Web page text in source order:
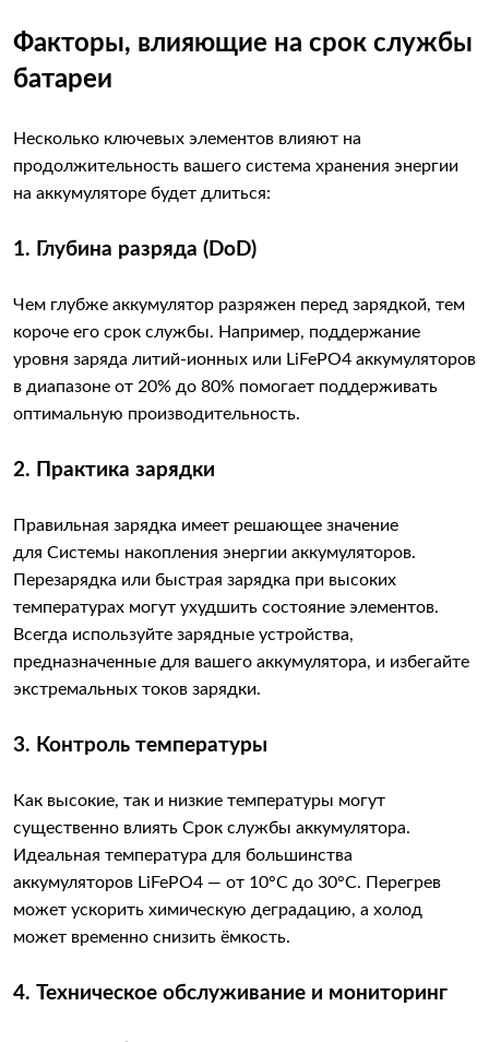
Факторы, влияющие на срок службы
батареи
Несколько ключевых элементов влияют на
продолжительность вашего система хранения энергии
на аккумуляторе будет длиться:
1. Глубина разряда (DoD)
Чем глубже аккумулятор разряжен перед зарядкой, тем
короче его срок службы. Например, поддержание
уровня заряда литий-ионных или LiFePO4 аккумуляторов
в диапазоне от 20% до 80% помогает поддерживать
оптимальную производительность.
2. Практика зарядки
Правильная зарядка имеет решающее значение
для Системы накопления энергии аккумуляторов.
Перезарядка или быстрая зарядка при высоких
температурах могут ухудшить состояние элементов.
Всегда используйте зарядные устройства,
предназначенные для вашего аккумулятора, и избегайте
экстремальных токов зарядки.
3. Контроль температуры
Как высокие, так и низкие температуры могут
существенно влиять Срок службы аккумулятора.
Идеальная температура для большинства
аккумуляторов LiFePO4 — от 10°C до 30°C. Перегрев
может ускорить химическую деградацию, а холод
может временно снизить ёмкость.
4. Техническое обслуживание и мониторинг